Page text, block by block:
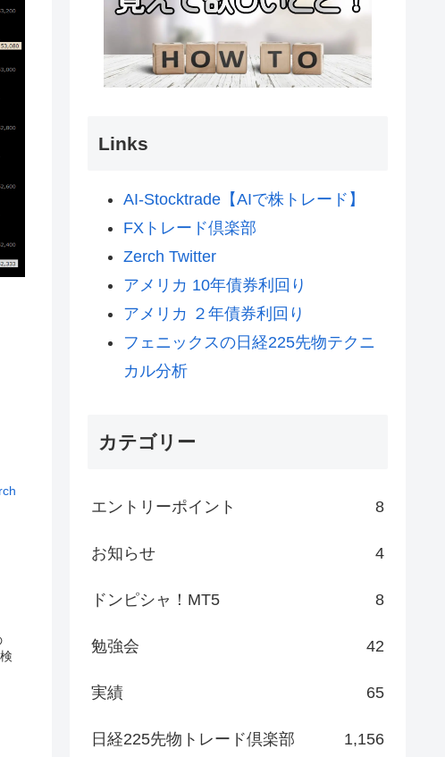
Links
AI-Stocktrade【AIで株トレード】
FXトレード倶楽部
Zerch Twitter
アメリカ 10年債券利回り
アメリカ ２年債券利回り
フェニックスの日経225先物テクニ
カル分析
カテゴリー
エントリーポイント 8
お知らせ 4
ドンピシャ！MT5 8
勉強会 42
実績 65
日経225先物トレード倶楽部 1,156